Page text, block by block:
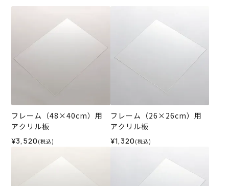
フレーム（48×40cm）用
アクリル板
¥3,520 (税込)
フレーム（26×26cm）用
アクリル板
¥1,320 (税込)